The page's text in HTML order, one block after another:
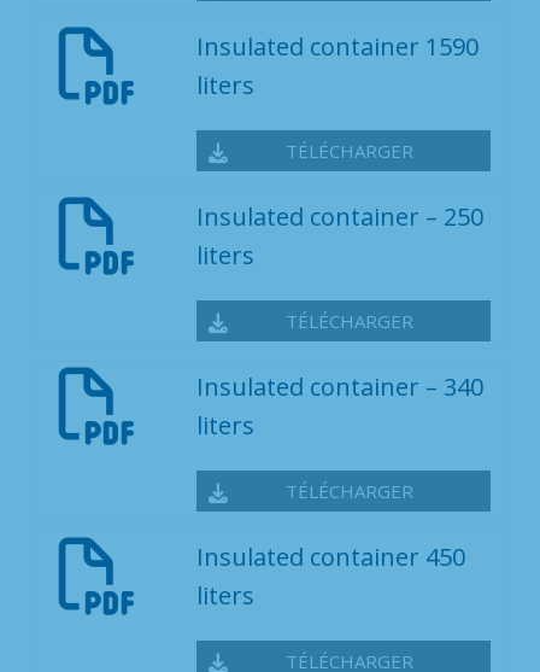
Insulated container 1590
liters
TÉLÉCHARGER
Insulated container – 250
liters
TÉLÉCHARGER
Insulated container – 340
liters
TÉLÉCHARGER
Insulated container 450
liters
TÉLÉCHARGER